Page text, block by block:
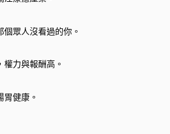
眾人沒看過的你。
力與報酬高。
健康。